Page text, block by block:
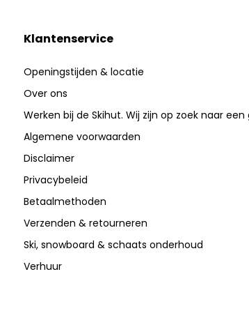
Klantenservice
Openingstijden & locatie
Over ons
Werken bij de Skihut. Wij zijn op zoek naar
Algemene voorwaarden
Disclaimer
Privacybeleid
Betaalmethoden
Verzenden & retourneren
Ski, snowboard & schaats onderhoud
Verhuur